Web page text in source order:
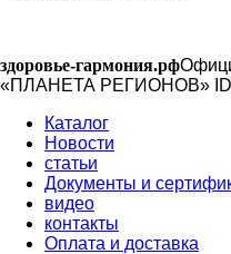
здоровье-гармония.рф
«ПЛАНЕТА РЕГИОНОВ» ID
Каталог
Новости
статьи
Документы и
видео
контакты
Оплата и доставка